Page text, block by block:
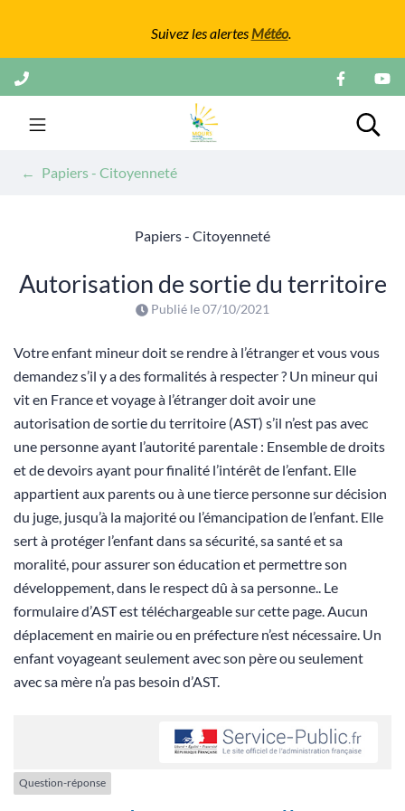
Suivez les alertes Météo.
Aller
au
contenu
Mairie de Mours
Papiers - Citoyenneté
Papiers - Citoyenneté
Autorisation de sortie du territoire
Publié le07/10/2021
Votre enfant mineur doit se rendre à l’étranger et vous vous
demandez s’il y a des formalités à respecter ? Un mineur qui
vit en France et voyage à l’étranger doit avoir une
autorisation de sortie du territoire (AST) s’il n’est pas avec
une personne ayant l’autorité parentale : Ensemble de droits
et de devoirs ayant pour finalité l’intérêt de l’enfant. Elle
appartient aux parents ou à une tierce personne sur décision
du juge, jusqu’à la majorité ou l’émancipation de l’enfant. Elle
sert à protéger l’enfant dans sa sécurité, sa santé et sa
moralité, pour assurer son éducation et permettre son
développement, dans le respect dû à sa personne.. Le
formulaire d’AST est téléchargeable sur cette page. Aucun
déplacement en mairie ou en préfecture n’est nécessaire. Un
enfant voyageant seulement avec son père ou seulement
avec sa mère n’a pas besoin d’AST.
Question-réponse